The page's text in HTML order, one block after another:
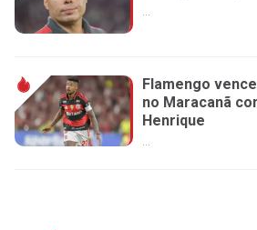
Flamengo
no Maracanã
Henrique
...